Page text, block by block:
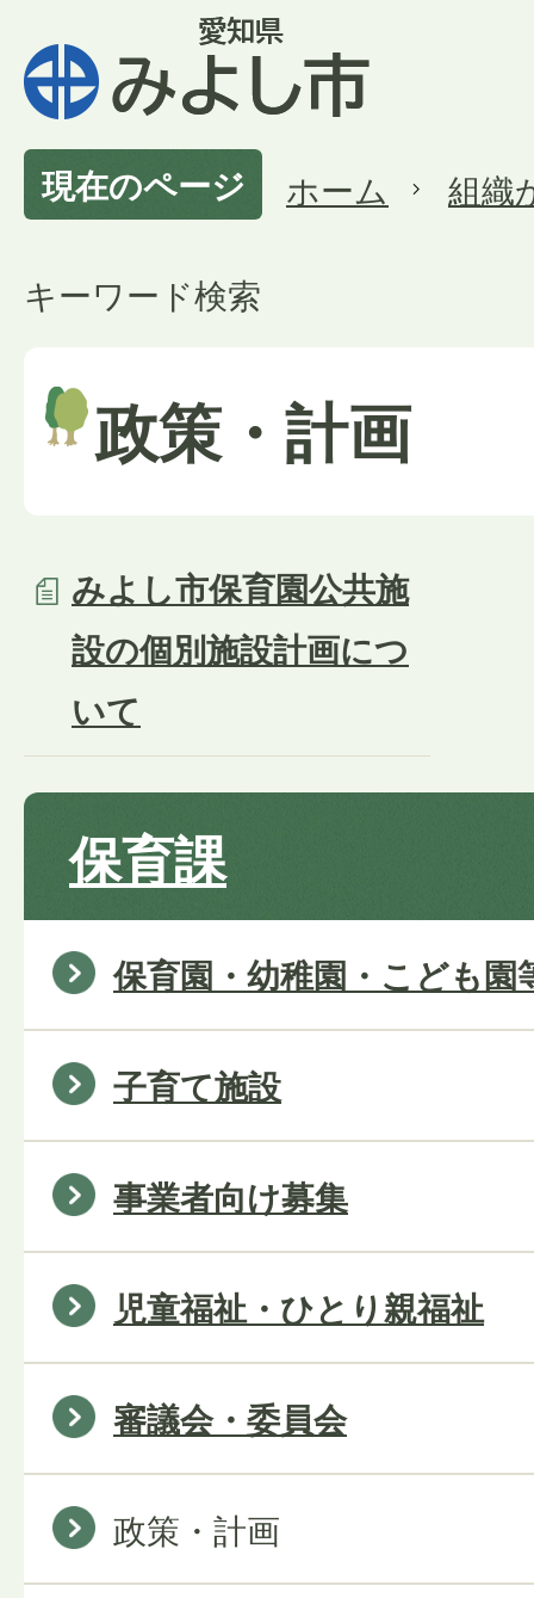
現在のページ ホーム 組織
キーワード検索
政策・計画
みよし市保育園公共施
設の個別施設計画につ
いて
保育課
保育園・幼稚園・こども園
子育て施設
事業者向け募集
児童福祉・ひとり親福祉
審議会・委員会
政策・計画